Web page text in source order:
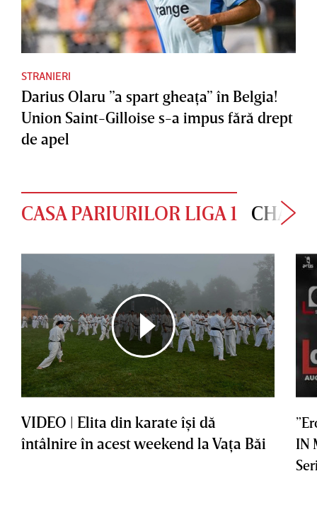
STRANIERI
Darius Olaru ”a spart gheaţa” în Belgia!
Union Saint-Gilloise s-a impus fără drept
de apel
CASA PARIURILOR LIGA 1
VIDEO | Elita din karate îşi dă
întâlnire în acest weekend la Vaţa Băi
IN